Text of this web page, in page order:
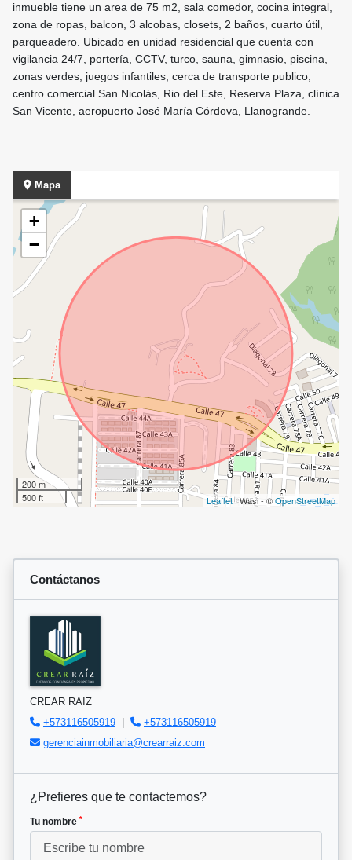
inmueble tiene un area de 75 m2, sala comedor, cocina integral,
zona de ropas, balcon, 3 alcobas, closets, 2 baños, cuarto útil,
parqueadero. Ubicado en unidad residencial que cuenta con
vigilancia 24/7, portería, CCTV, turco, sauna, gimnasio, piscina,
zonas verdes, juegos infantiles, cerca de transporte publico,
centro comercial San Nicolás, Rio del Este, Reserva Plaza, clínica
San Vicente, aeropuerto José María Córdova, Llanogrande.
Mapa
+
−
200 m
500 ft
Leaflet| Wasi - ©OpenStreetMap
Contáctanos
CREAR RAIZ
+573116505919
+573116505919
gerenciainmobiliaria@crearraiz.com
¿Prefieres que te contactemos?
Tu nombre *